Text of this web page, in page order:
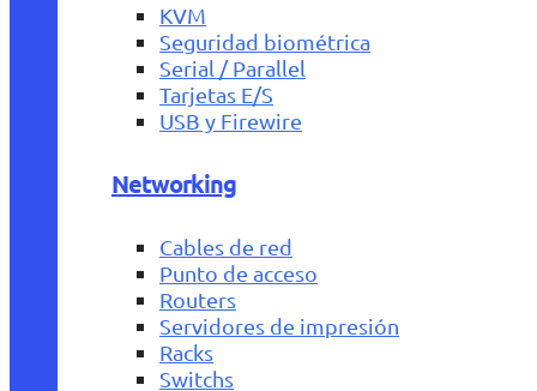
KVM
Seguridad biométrica
Serial / Parallel
Tarjetas E/S
USB y Firewire
Networking
Cables de red
Punto de acceso
Routers
Servidores de impresión
Racks
Switchs